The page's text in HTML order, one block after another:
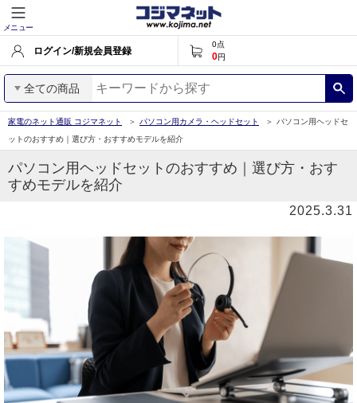
メニュー
ログイン/新規会員登録
0点
0円
全ての商品
家電のネット通販 コジマネット パソコン用カメラ・ヘッドセット
パソコン用ヘッドセ
ットのおすすめ｜選び方・おすすめモデルを紹介
パソコン用ヘッドセットのおすすめ｜選び方・おす
すめモデルを紹介
2025.3.31